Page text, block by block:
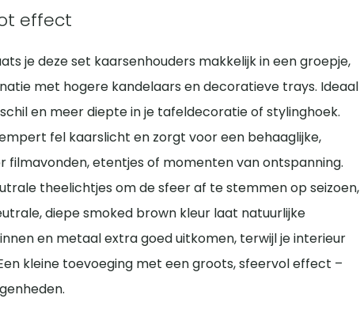
effect
je deze set kaarsenhouders makkelijk in een groepje,
met hogere kandelaars en decoratieve trays. Ideaal
en meer diepte in je tafeldecoratie of stylinghoek.
fel kaarslicht en zorgt voor een behaaglijke,
etentjes of momenten van ontspanning.
theelichtjes om de sfeer af te stemmen op seizoen,
diepe smoked brown kleur laat natuurlijke
en metaal extra goed uitkomen, terwijl je interieur
kleine toevoeging met een groots, sfeervol effect –